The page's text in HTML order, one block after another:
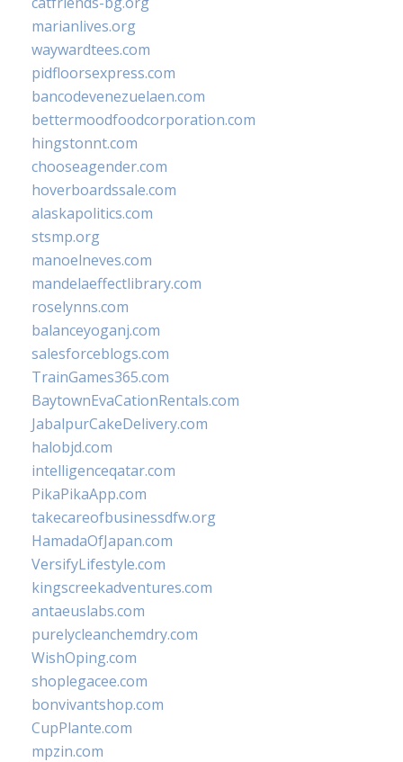
marianlives.org
waywardtees.com
pidfloorsexpress.com
bancodevenezuelaen.com
bettermoodfoodcorporation.com
hingstonnt.com
chooseagender.com
hoverboardssale.com
alaskapolitics.com
stsmp.org
manoelneves.com
mandelaeffectlibrary.com
roselynns.com
balanceyoganj.com
salesforceblogs.com
TrainGames365.com
BaytownEvaCationRentals.com
JabalpurCakeDelivery.com
halobjd.com
intelligenceqatar.com
PikaPikaApp.com
takecareofbusinessdfw.org
HamadaOfJapan.com
VersifyLifestyle.com
kingscreekadventures.com
antaeuslabs.com
purelycleanchemdry.com
WishOping.com
shoplegacee.com
bonvivantshop.com
CupPlante.com
mpzin.com